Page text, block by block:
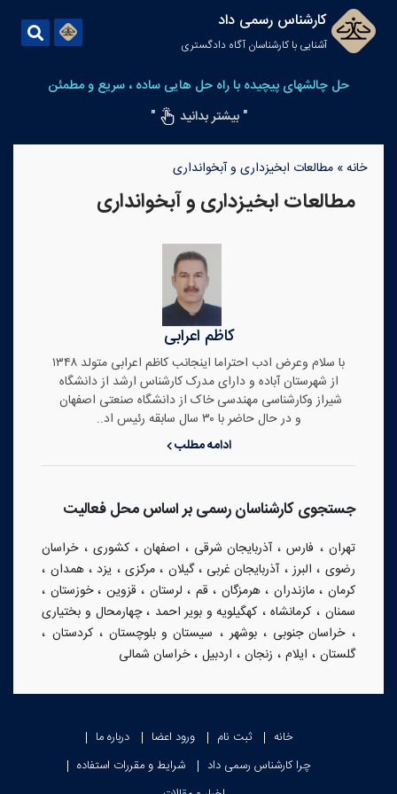
کارشناس رسمی داد
آشنایی با کارشناسان آگاه دادگستری
حل چالشهای پیچیده با راه حل هایی ساده ، سریع و مطمئن
" بیشتر بدانید
"
خانه» مطالعات ابخیزداری و آبخوانداری
مطالعات ابخیزداری و آبخوانداری
کاظم اعرابی
با سلام وعرض ادب احتراما اینجانب کاظم اعرابی متولد ۱۳۴۸
از شهرستان آباده و دارای مدرک کارشناس ارشد از دانشگاه
شیراز وکارشناسی مهندسی خاک از دانشگاه صنعتی اصفهان
و در حال حاضر با ۳۰ سال سابقه رئیس اد..
ادامه مطلب
جستجوی کارشناسان رسمی بر اساس محل فعالیت
تهران ، فارس،آذربایجان شرقی ، اصفهان ،کشوری ،خراسان
رضوی ، البرز،آذربایجان غربی ،گیلان ،مرکزی ، یزد،همدان ،
کرمان ،مازندران ،هرمزگان ، قم ، لرستان ، قزوین ،خوزستان ،
سمنان ، کرمانشاه، کهگیلویه و بویر احمد ،چهارمحال و بختیاری
،خراسان جنوبی ،بوشهر، سیستان و بلوچستان،کردستان ،
گلستان ، ایلام ، زنجان ، اردبیل ،خراسان شمالی
خانه ثبت نام ورود اعضا
درباره ما
چرا کارشناس رسمی داد
شرایط و مقررات استفاده